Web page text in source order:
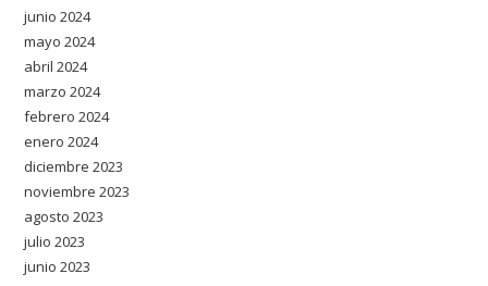
junio 2024
mayo 2024
abril 2024
marzo 2024
febrero 2024
enero 2024
diciembre 2023
noviembre 2023
agosto 2023
julio 2023
junio 2023